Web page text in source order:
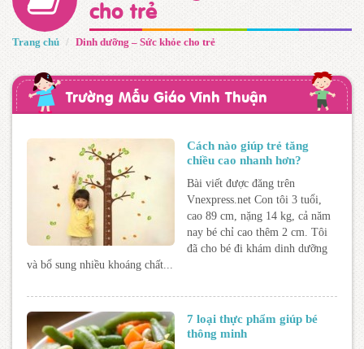
cho trẻ
Trang chủ Dinh dưỡng – Sức khỏe cho trẻ
Trường Mẫu Giáo Vĩnh Thuận
Cách nào giúp trẻ tăng
chiều cao nhanh hơn?
Bài viết được đăng trên
Vnexpress.net Con tôi 3 tuổi,
cao 89 cm, nặng 14 kg, cả năm
nay bé chỉ cao thêm 2 cm. Tôi
đã cho bé đi khám dinh dưỡng
và bổ sung nhiều khoáng chất...
7 loại thực phẩm giúp bé
thông minh